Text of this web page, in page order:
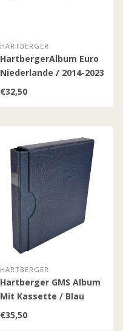
HARTBERGER
HartbergerAlbum Euro
Niederlande / 2014-2023
/ Band 2
€32,50
HARTBERGER
Hartberger GMS Album
Mit Kassette / Blau
€35,50